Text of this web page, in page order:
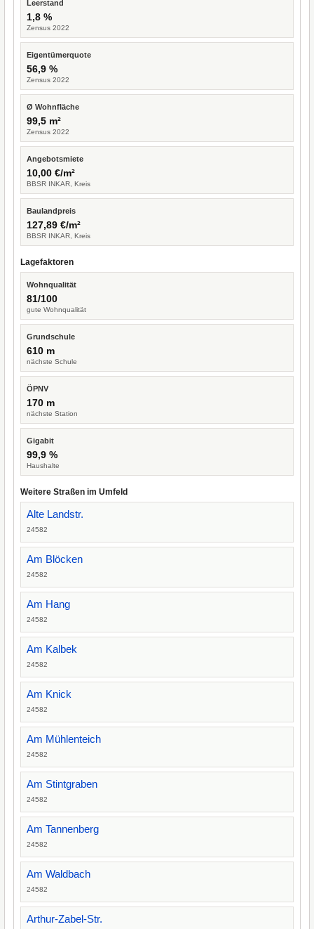
Leerstand
1,8 %
Zensus 2022
Eigentümerquote
56,9 %
Zensus 2022
Ø Wohnfläche
99,5 m²
Zensus 2022
Angebotsmiete
10,00 €/m²
BBSR INKAR, Kreis
Baulandpreis
127,89 €/m²
BBSR INKAR, Kreis
Lagefaktoren
Wohnqualität
81/100
gute Wohnqualität
Grundschule
610 m
nächste Schule
ÖPNV
170 m
nächste Station
Gigabit
99,9 %
Haushalte
Weitere Straßen im Umfeld
Alte Landstr.
24582
Am Blöcken
24582
Am Hang
24582
Am Kalbek
24582
Am Knick
24582
Am Mühlenteich
24582
Am Stintgraben
24582
Am Tannenberg
24582
Am Waldbach
24582
Arthur-Zabel-Str.